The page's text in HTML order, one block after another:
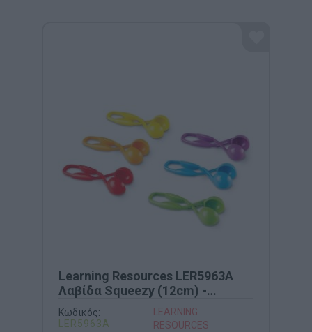
Learning Resources LER5963A
Λαβίδα Squeezy (12cm) -
Εργαλείο Προγραφής
Κωδικός:
LER5963Α
LEARNING
RESOURCES